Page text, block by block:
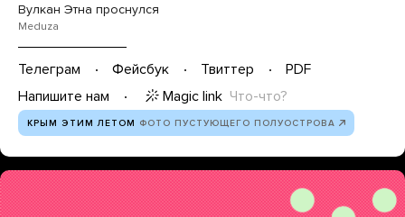
Вулкан Этна проснулся
Meduza
Телеграм Фейсбук Твиттер
PDF
Напишите нам
Magic link Что-что?
КРЫМ ЭТИМ ЛЕТОМ ФОТО ПУСТУЮЩЕГО ПОЛУОСТРОВА